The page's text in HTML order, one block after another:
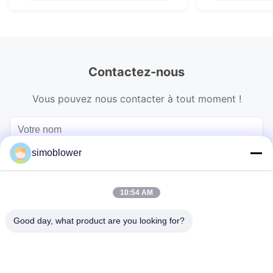
Contactez-nous
Vous pouvez nous contacter à tout moment !
simoblower
10:54 AM
Good day, what product are you looking for?